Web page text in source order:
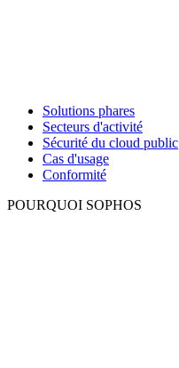
Solutions phares
Secteurs d'activité
Sécurité du cloud public
Cas d'usage
Conformité
POURQUOI SOPHOS